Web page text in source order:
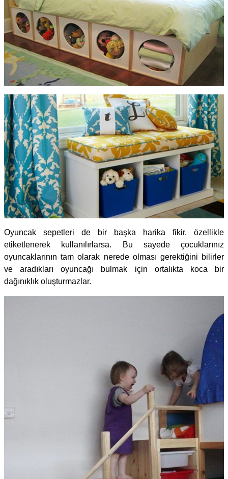
Oyuncak sepetleri de bir başka harika fikir, özellikle
etiketlenerek kullanılırlarsa. Bu sayede çocuklarınız
oyuncaklarının tam olarak nerede olması gerektiğini bilirler
ve aradıkları oyuncağı bulmak için ortalıkta koca bir
dağınıklık oluşturmazlar.